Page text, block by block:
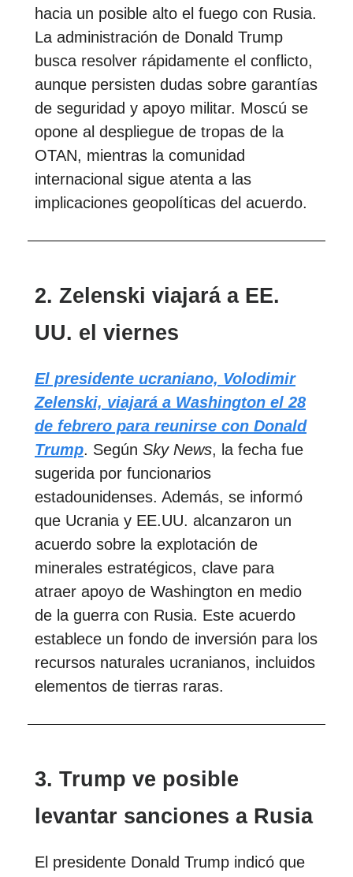
hacia un posible alto el fuego con Rusia.
La administración de Donald Trump
busca resolver rápidamente el conflicto,
aunque persisten dudas sobre garantías
de seguridad y apoyo militar. Moscú se
opone al despliegue de tropas de la
OTAN, mientras la comunidad
internacional sigue atenta a las
implicaciones geopolíticas del acuerdo.
2. Zelenski viajará a EE.
UU. el viernes
El presidente ucraniano, Volodimir
Zelenski, viajará a Washington el 28
de febrero para reunirse con Donald
Trump. Según Sky News, la fecha fue
sugerida por funcionarios
estadounidenses. Además, se informó
que Ucrania y EE.UU. alcanzaron un
acuerdo sobre la explotación de
minerales estratégicos, clave para
atraer apoyo de Washington en medio
de la guerra con Rusia. Este acuerdo
establece un fondo de inversión para los
recursos naturales ucranianos, incluidos
elementos de tierras raras.
3. Trump ve posible
levantar sanciones a Rusia
El presidente Donald Trump indicó que